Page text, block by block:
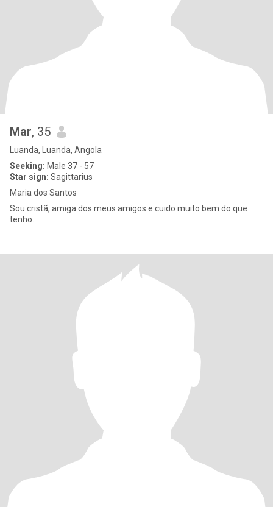
Mar, 35
Luanda, Luanda, Angola
Seeking: Male 37 - 57
Star sign: Sagittarius
Maria dos Santos
Sou cristã, amiga dos meus amigos e cuido muito bem do que
tenho.